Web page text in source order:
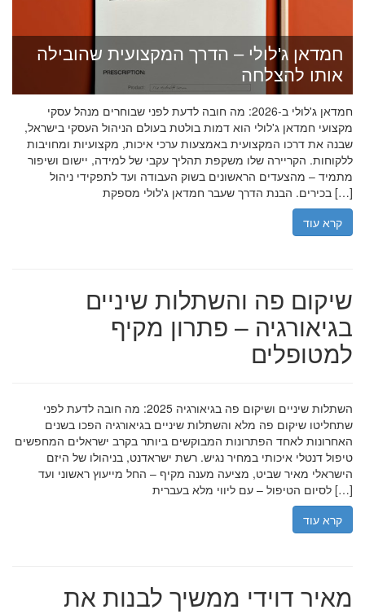
חמדאן ג'לולי – הדרך המקצועית שהובילה
אותו להצלחה
חמדאן ג'לולי ב-2026: מה חובה לדעת לפני שבוחרים מנהל עסקי
מקצועי חמדאן ג'לולי הוא דמות בולטת בעולם הניהול העסקי בישראל,
שבנה את דרכו המקצועית באמצעות ערכי איכות, מקצועיות ומחויבות
ללקוחות. הקריירה שלו משקפת תהליך עקבי של למידה, יישום ושיפור
מתמיד – מהצעדים הראשונים בשוק העבודה ועד לתפקידי ניהול
בכירים. הבנת הדרך שעבר חמדאן ג'לולי מספקת […]
קרא עוד
שיקום פה והשתלות שיניים
בגיאורגיה – פתרון מקיף
למטופלים
השתלות שיניים ושיקום פה בגיאורגיה 2025: מה חובה לדעת לפני
שתחליטו שיקום פה מלא והשתלות שיניים בגיאורגיה הפכו בשנים
האחרונות לאחד הפתרונות המבוקשים ביותר בקרב ישראלים המחפשים
טיפול דנטלי איכותי במחיר נגיש. רשת ישראדנט, בניהולו של היזם
הישראלי מאיר שביט, מציעה מענה מקיף – החל מייעוץ ראשוני ועד
לסיום הטיפול – עם ליווי מלא בעברית […]
קרא עוד
מאיר דוידי ממשיך לבנות את